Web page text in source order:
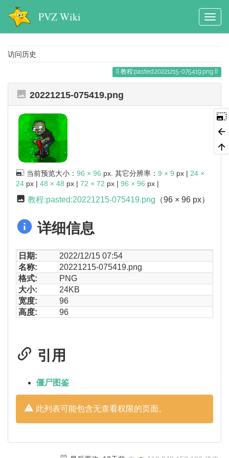
PVZ Wiki
访问历史
教程:pasted:20221215-075419.png
20221215-075419.png
当前预览大小： 96 × 96 px. 其它分辨率： 9 × 9 px | 24 ×
24 px | 48 × 48 px | 72 × 72 px | 96 × 96 px |
教程:pasted:20221215-075419.png （96 × 96 px）
详细信息
日期:
2022/12/15 07:54
名称:
20221215-075419.png
格式:
PNG
大小:
24KB
宽度:
96
高度:
96
引用
僵尸图鉴
此列表可能包含无查看权限的页面。